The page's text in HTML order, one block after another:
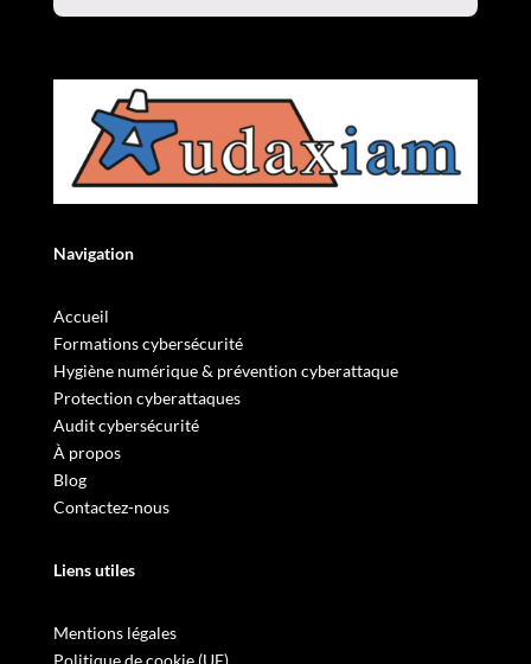
Navigation
Accueil
Formations cybersécurité
Hygiène numérique & prévention cyberattaque
Protection cyberattaques
Audit cybersécurité
À propos
Blog
Contactez-nous
Liens utiles
Mentions légales
Politique de cookie (UE)